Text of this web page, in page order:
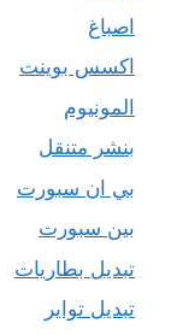
اصباغ
اكسس بوينت
المونيوم
بنشر متنقل
بي ان سبورت
بين سبورت
تبديل بطاريات
تبديل تواير